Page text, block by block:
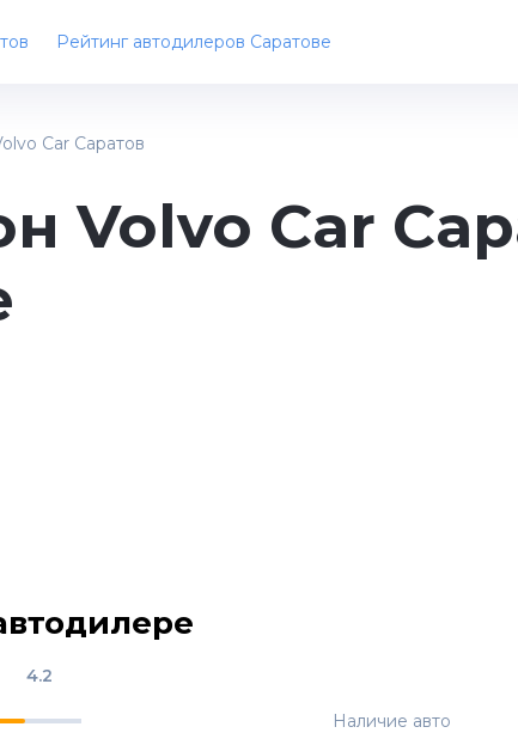
Car Саратов
Рейтинг автодилеров Саратове
Volvo Car
4.2
Наличие авто